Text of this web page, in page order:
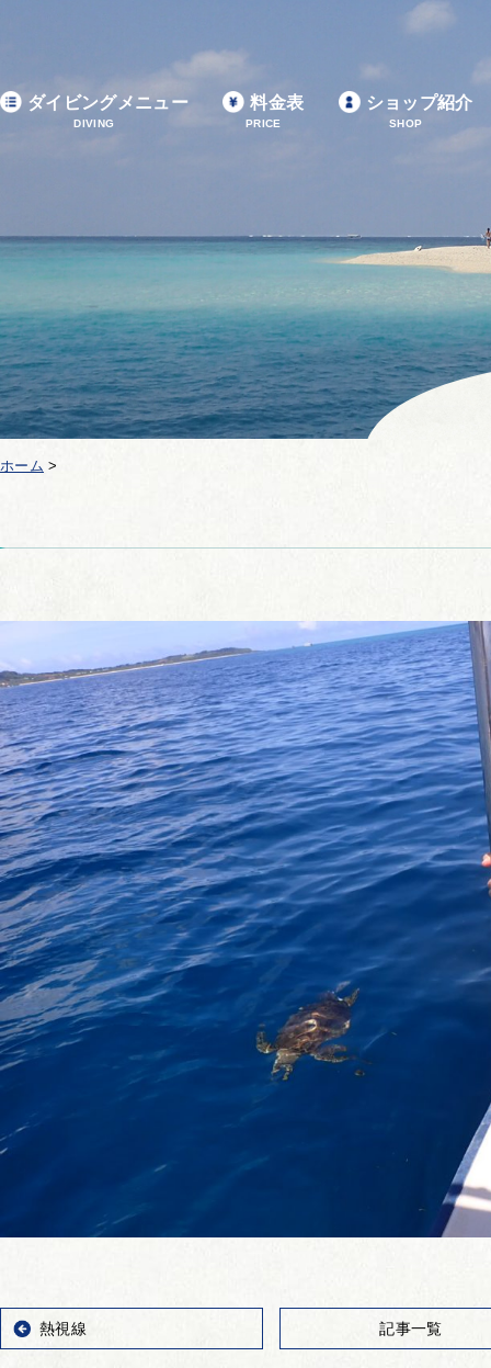
ダイビングメニュー
DIVING
料金表
PRICE
ショップ紹介
SHOP
ホーム >
熱視線 記事一覧